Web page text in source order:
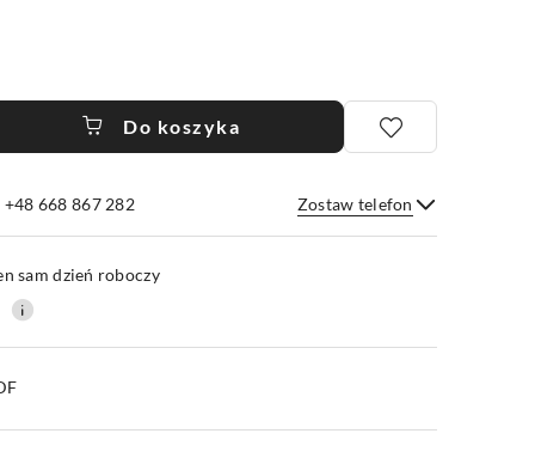
Do koszyka
668 867 282 Zostaw telefon
Wyślij
sam dzień roboczy